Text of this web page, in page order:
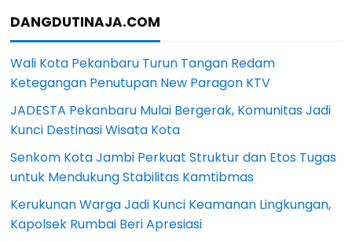
DANGDUTINAJA.COM
Wali Kota Pekanbaru Turun Tangan Redam
Ketegangan Penutupan New Paragon KTV
JADESTA Pekanbaru Mulai Bergerak, Komunitas Jadi
Kunci Destinasi Wisata Kota
Senkom Kota Jambi Perkuat Struktur dan Etos Tugas
untuk Mendukung Stabilitas Kamtibmas
Kerukunan Warga Jadi Kunci Keamanan Lingkungan,
Kapolsek Rumbai Beri Apresiasi